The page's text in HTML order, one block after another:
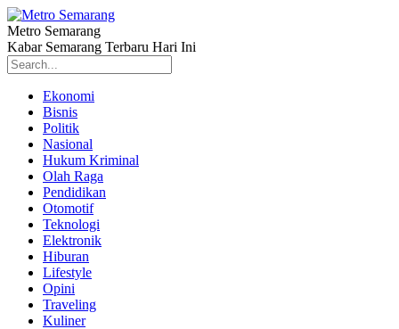
Metro Semarang
Kabar Semarang Terbaru Hari Ini
Ekonomi
Bisnis
Politik
Nasional
Hukum Kriminal
Olah Raga
Pendidikan
Otomotif
Teknologi
Elektronik
Hiburan
Lifestyle
Opini
Traveling
Kuliner